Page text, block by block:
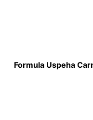
Formula Uspeha